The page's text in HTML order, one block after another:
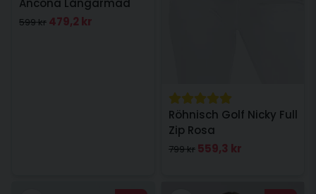
Ancona Långärmad
Svart
599 kr 479,2 kr
Röhnisch Golf Nicky Full
Zip Rosa
799 kr 559,3 kr